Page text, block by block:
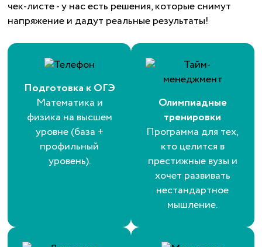
чек-листе - у нас есть решения, которые снимут
напряжение и дадут реальные результаты!
Подготовка к ОГЭ
Математика и
физика на высшем
уровне (база +
профильный
уровень).
Олимпиадные
тренировки
Программа для тех,
кто целится в
престижные вузы и
хочет развивать
нестандартное
мышление.